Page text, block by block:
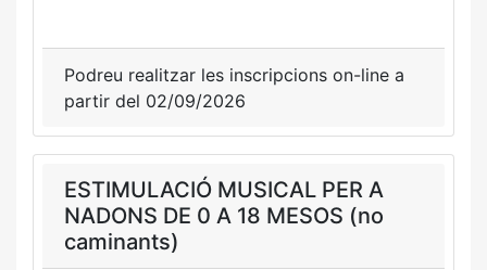
Podreu realitzar les inscripcions on-line a
partir del 02/09/2026
ESTIMULACIÓ MUSICAL PER A
NADONS DE 0 A 18 MESOS (no
caminants)